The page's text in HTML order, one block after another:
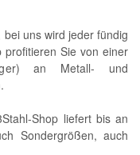
uns wird jeder fündig
profitieren Sie von einer
an Metall- und
Shop liefert bis an
Sondergrößen, auch